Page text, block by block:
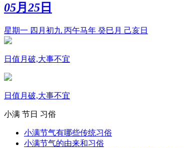
05月 25 日
星期一 四月初九 丙午马年 癸巳月 己亥日
日值月破,大事不宜
日值月破,大事不宜
小满 节日 习俗
小满节气有哪些传统习俗
小满节气的由来和习俗